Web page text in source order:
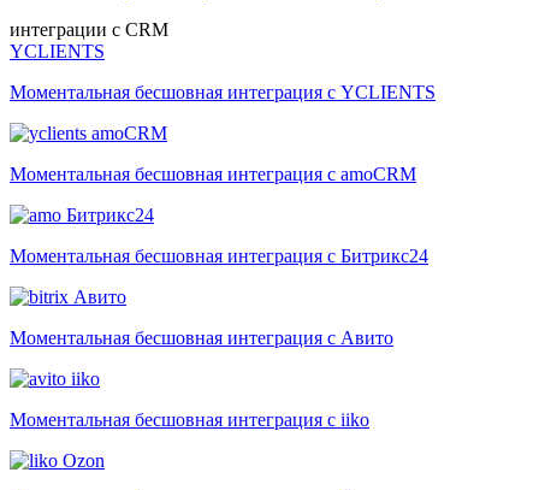
интеграции с CRM
YCLIENTS
Моментальная бесшовная интеграция с YCLIENTS
amoCRM
Моментальная бесшовная интеграция с amoCRM
Битрикс24
Моментальная бесшовная интеграция с Битрикс24
Авито
Моментальная бесшовная интеграция с Авито
iiko
Моментальная бесшовная интеграция с iiko
Ozon